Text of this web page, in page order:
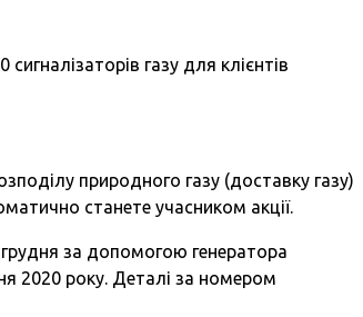
газу для клієнтів
природного газу (доставку газу)
станете учасником акції.
за допомогою генератора
2020 року. Деталі за номером